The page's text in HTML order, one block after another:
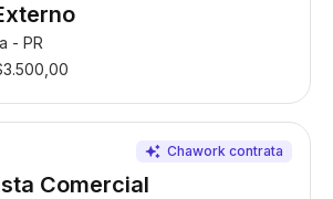
- PR
Comercial